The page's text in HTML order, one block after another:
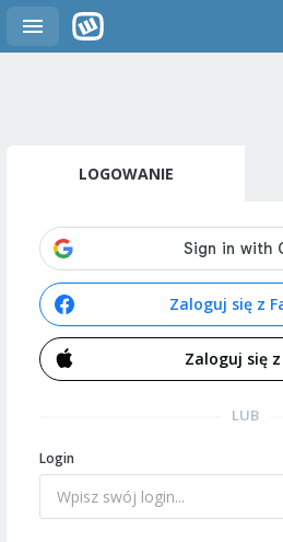
LOGOWANIE
Zaloguj się z
Zaloguj się
LUB
Login